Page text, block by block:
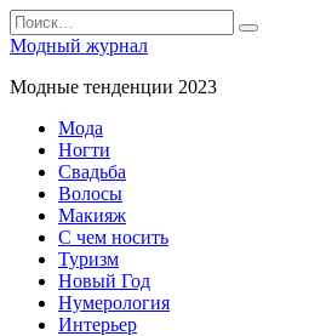
Перейти
к
содержанию
Search
for:
Модный журнал
Модные тенденции 2023
Мода
Ногти
Свадьба
Волосы
Макияж
С чем носить
Туризм
Новый Год
Нумерология
Интерьер